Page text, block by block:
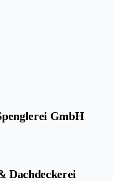
GmbH
Dachdeckerei